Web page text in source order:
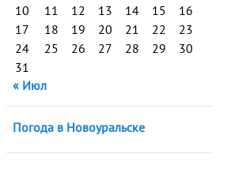
10
11 12 13 14 15
16
17
18 19 20 21 22
23
24
25 26 27 28 29
30
31
« Июл
Погода в Новоуральске